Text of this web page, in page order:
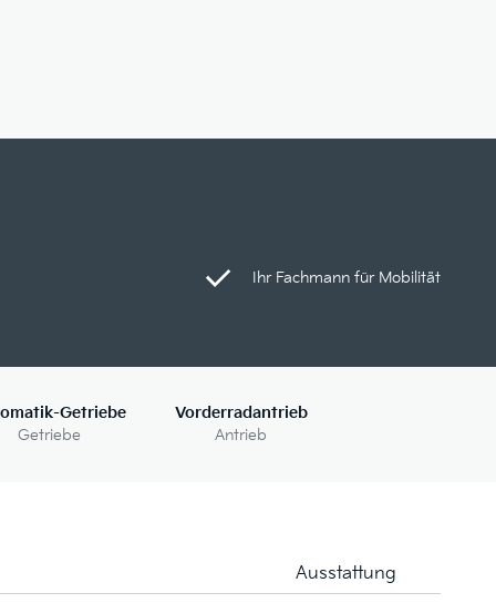
Ihr Fachmann für Mobilität
Getriebe
Getriebe
Vorderradantrieb
Antrieb
Ausstattung